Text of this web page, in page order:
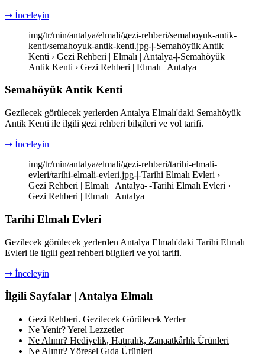
➞ İnceleyin
img/tr/min/antalya/elmali/gezi-rehberi/semahoyuk-antik-
kenti/semahoyuk-antik-kenti.jpg-|-Semahöyük Antik
Kenti › Gezi Rehberi | Elmalı | Antalya-|-Semahöyük
Antik Kenti › Gezi Rehberi | Elmalı | Antalya
Semahöyük Antik Kenti
Gezilecek görülecek yerlerden Antalya Elmalı'daki Semahöyük
Antik Kenti ile ilgili gezi rehberi bilgileri ve yol tarifi.
➞ İnceleyin
img/tr/min/antalya/elmali/gezi-rehberi/tarihi-elmali-
evleri/tarihi-elmali-evleri.jpg-|-Tarihi Elmalı Evleri ›
Gezi Rehberi | Elmalı | Antalya-|-Tarihi Elmalı Evleri ›
Gezi Rehberi | Elmalı | Antalya
Tarihi Elmalı Evleri
Gezilecek görülecek yerlerden Antalya Elmalı'daki Tarihi Elmalı
Evleri ile ilgili gezi rehberi bilgileri ve yol tarifi.
➞ İnceleyin
İlgili Sayfalar | Antalya Elmalı
Gezi Rehberi. Gezilecek Görülecek Yerler
Ne Yenir? Yerel Lezzetler
Ne Alınır? Hediyelik, Hatıralık, Zanaatkârlık Ürünleri
Ne Alınır? Yöresel Gıda Ürünleri